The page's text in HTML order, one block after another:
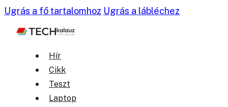
Ugrás a fő tartalomhoz Ugrás a lábléchez
Hír
Cikk
Teszt
Laptop